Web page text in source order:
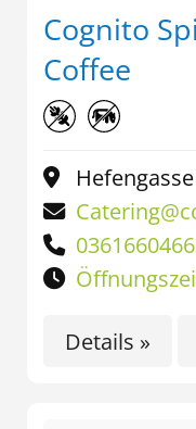
Cognito
Coffee
Details »